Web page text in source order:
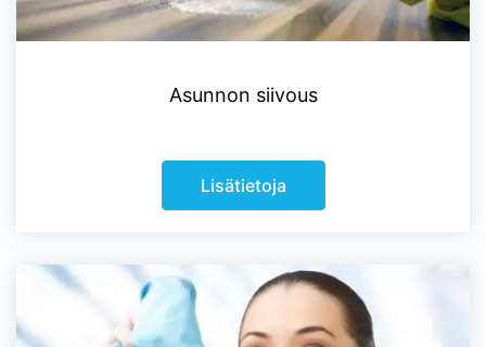
Asunnon siivous
Lisätietoja